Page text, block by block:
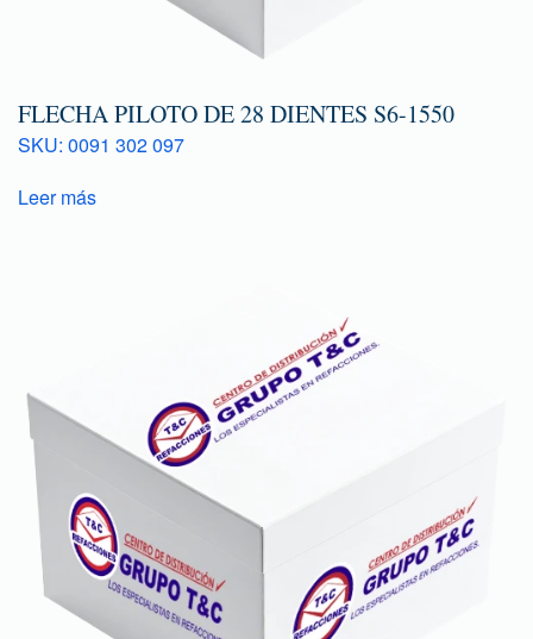
FLECHA PILOTO DE 28 DIENTES S6-1550
SKU: 0091 302 097
Leer más